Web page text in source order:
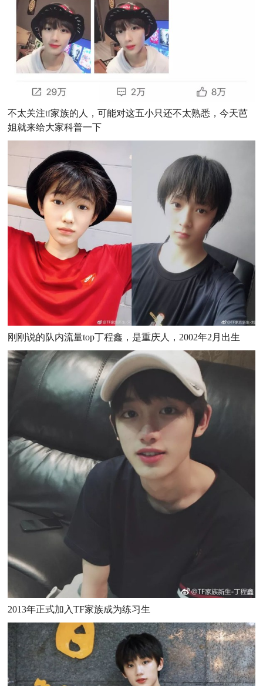
不太关注tf家族的人，可能对这五小只还不太熟悉，今天芭
姐就来给大家科普一下
刚刚说的队内流量top丁程鑫，是重庆人，2002年2月出生
2013年正式加入TF家族成为练习生